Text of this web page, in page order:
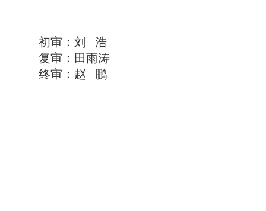
初审：刘 浩
复审：田雨涛
终审：赵 鹏